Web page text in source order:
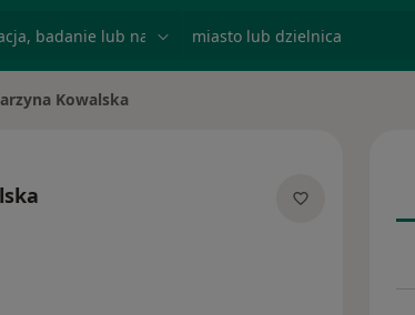
Kowalska